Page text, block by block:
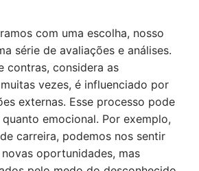
com uma escolha, nosso
série de avaliações e análises.
contras, considera as
vezes, é influenciado por
externas. Esse processo pode
emocional. Por exemplo,
carreira, podemos nos sentir
oportunidades, mas